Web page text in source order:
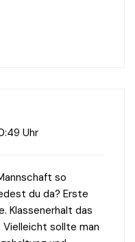
Uhr
so
du da? Erste
Klassenerhalt das
Vielleicht sollte man